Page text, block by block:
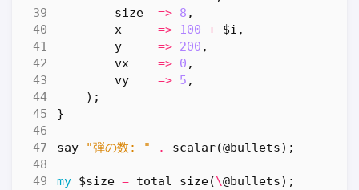
size
=> 8 ,
x
=> 100 + $i ,
y
=> 200 ,
vx
=> 0 ,
vy
=> 5 ,
);
}
say "弾の数: " . scalar(@bullets);
my $size = total_size(\@bullets);